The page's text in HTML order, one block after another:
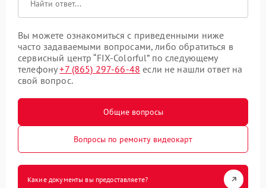
Вы можете ознакомиться с приведенными ниже
часто задаваемыми вопросами, либо обратиться в
сервисный центр “FIX-Colorful” по следующему
телефону+7 (865) 297-66-48 если не нашли ответ на
свой вопрос.
Общие вопросы
Вопросы по ремонту видеокарт
Какие документы вы предоставляете?